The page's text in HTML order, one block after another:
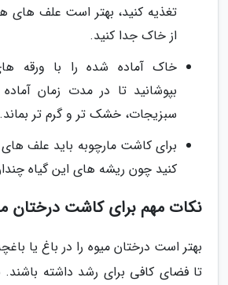
تغذیه کنید، بهتر است علف های
از خاک جدا کنید.
خاک آماده شده را با ورقه
بپوشانید تا در مدت زمان
سبزیجات، خشک تر و گرم تر بماند.
برای کاشت مارچوبه باید علف
کنید چون ریشه های این گیاه
نکات مهم برای کاشت درختان
بهتر است درختان میوه را در باغ یا
تا فضای کافی برای رشد داشته